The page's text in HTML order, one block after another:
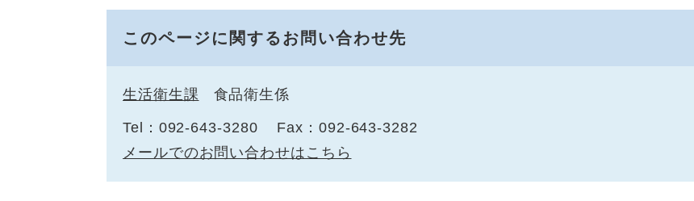
このページに関するお問い合わせ先
生活衛生課 食品衛生係
Tel：092-643-3280
Fax：092-643-3282
メールでのお問い合わせはこちら